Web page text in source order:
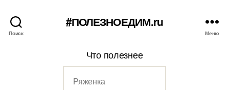
Поиск
#ПОЛЕЗНОЕДИМ.ru
Меню
Что полезнее